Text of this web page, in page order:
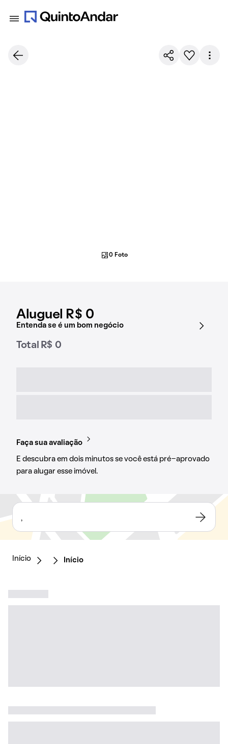
Aluguel R$ 0
Entenda se é um bom negócio
Total R$ 0
Faça sua avaliação
E descubra em dois minutos se você está pré-aprovado
para alugar esse imóvel.
0 Foto
,
Início Início